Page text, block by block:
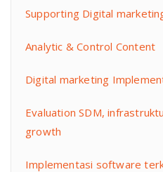
Supporting Digital
Analytic & Control Content
Digital marketing
Evaluation SDM,
growth
Implementasi software